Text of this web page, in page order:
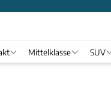
Mittelklasse SUV